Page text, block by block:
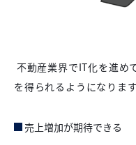
不動産業界でIT化を進め
を得られるようになりま
売上増加が期待できる